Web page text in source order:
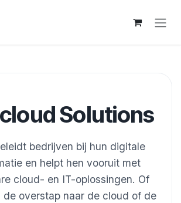
Solutions
bedrijven bij hun digitale
en helpt hen vooruit met
cloud- en IT-oplossingen. Of
de overstap naar de cloud of de